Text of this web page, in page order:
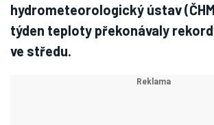
hydrometeorologický ústav
týden teploty překonávaly
ve středu.